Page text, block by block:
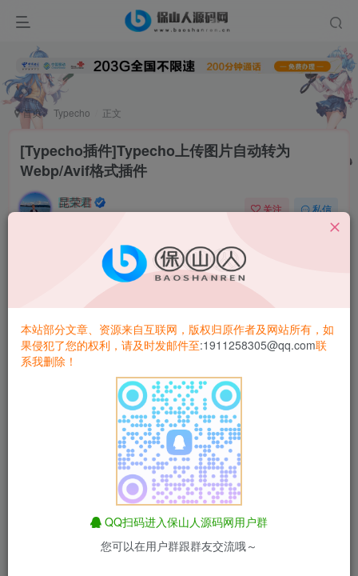
首页 Typecho 正文
[Typecho插件]Typecho上传图片自动转为
Webp/Avif格式插件
昆荣君
2年前更新
关注 私信
文章前言
插件设置
本站部分文章、资源来自互联网，版权归原作者及网站所有，如
果侵犯了您的权利，请及时发邮件至:1911258305@qq.com联
系我删除！
QQ扫码进入保山人源码网用户群
您可以在用户群跟群友交流哦～